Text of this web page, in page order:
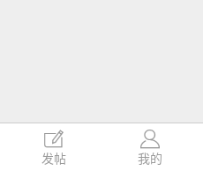

发帖

我的